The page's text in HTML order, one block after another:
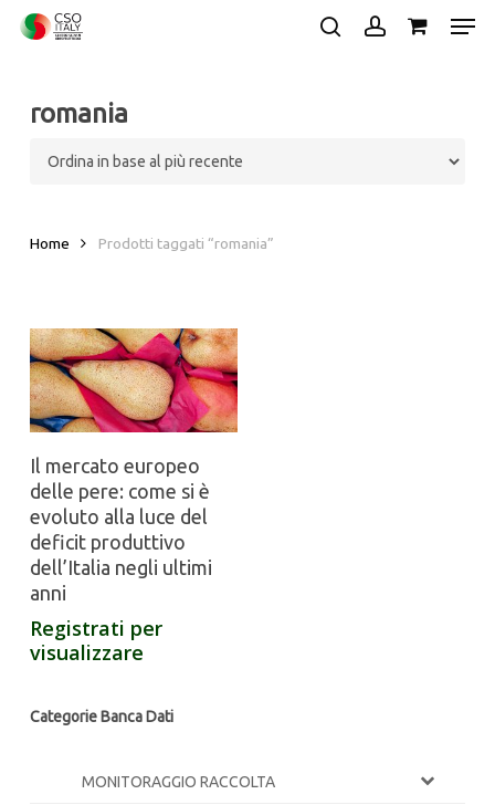
Skip
romania
Home Prodotti taggati “romania”
Il mercato europeo
delle pere: come si è
evoluto alla luce del
deficit produttivo
dell’Italia negli ultimi
anni
Registrati per
visualizzare
Categorie Banca Dati
MONITORAGGIO RACCOLTA